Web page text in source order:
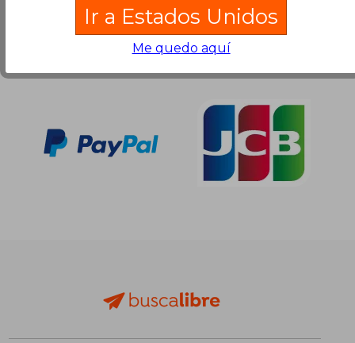
Ir a Estados Unidos
Me quedo aquí